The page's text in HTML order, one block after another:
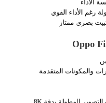
رغم الأداء القوي
والمكونات المتقدمة